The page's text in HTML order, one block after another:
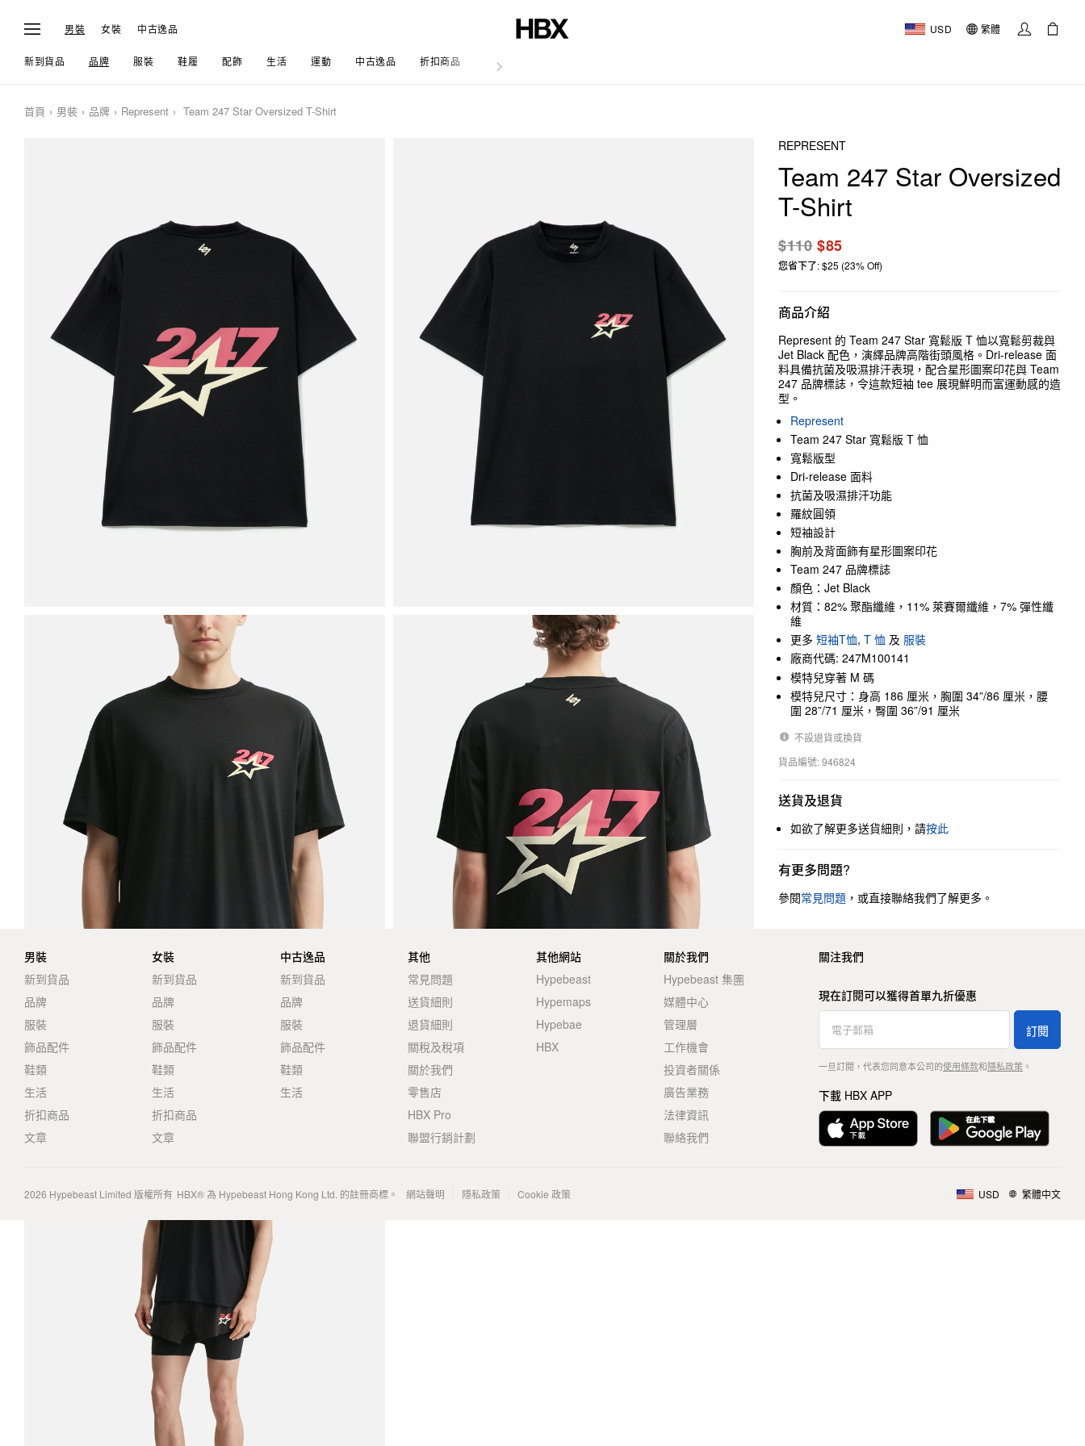
男裝 女裝 中古逸品 USD 繁體
新到貨品 品牌 服裝 鞋履 配飾 生活 運動 中古逸品 折扣商品 文章
首頁 男裝 品牌 Represent Team 247 Star Oversized T-Shirt
REPRESENT
Team 247 Star Oversized
T-Shirt
$110$85
您省下了: $25 (23% Off)
商品介紹
Represent 的 Team 247 Star 寬鬆版 T 恤以寬鬆剪裁與
Jet Black 配色，演繹品牌高階街頭風格。Dri-release 面
料具備抗菌及吸濕排汗表現，配合星形圖案印花與 Team
247 品牌標誌，令這款短袖 tee 展現鮮明而富運動感的造
型。
Represent
Team 247 Star 寬鬆版 T 恤
寬鬆版型
Dri-release 面料
抗菌及吸濕排汗功能
羅紋圓領
短袖設計
胸前及背面飾有星形圖案印花
Team 247 品牌標誌
顏色：Jet Black
材質：82% 聚酯纖維，11% 萊賽爾纖維，7% 彈性纖
維
更多 短袖T恤, T 恤 及 服裝
廠商代碼: 247M100141
模特兒穿著 M 碼
模特兒尺寸：身高 186 厘米，胸圍 34”/86 厘米，腰
圍 28”/71 厘米，臀圍 36”/91 厘米
不設退貨或換貨
貨品編號: 946824
送貨及退貨
如欲了解更多送貨細則，請按此
有更多問題?
參閱常見問題 ，或直接聯絡我們了解更多。
男裝
新到貨品
品牌
服裝
飾品配件
鞋類
生活
折扣商品
文章
女裝
新到貨品
品牌
服裝
飾品配件
鞋類
生活
折扣商品
文章
中古逸品
新到貨品
品牌
服裝
飾品配件
鞋類
生活
其他
常見問題
送貨細則
退貨細則
關稅及稅項
關於我們
零售店
HBX Pro
聯盟行銷計劃
其他網站
Hypebeast
Hypemaps
Hypebae
HBX
關於我們
Hypebeast 集團
媒體中心
管理層
工作機會
投資者關係
廣告業務
法律資訊
聯絡我們
關注我們
現在訂閱可以獲得首單九折優惠
訂閱
一旦訂閱，代表您同意本公司的使用條款和隱私政策。
下載 HBX APP
2026 Hypebeast Limited 版權所有 HBX® 為 Hypebeast Hong Kong Ltd. 的註冊商標。 網站聲明 隱私政策 Cookie 政策 USD 繁體中文